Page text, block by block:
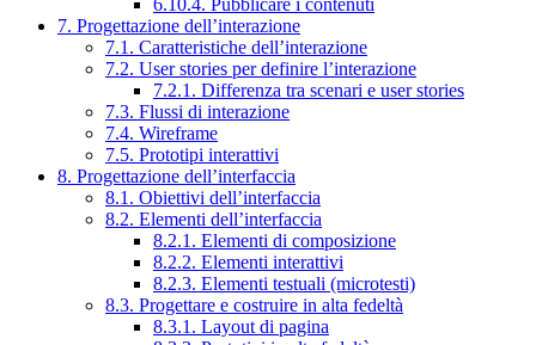
6.10.4. Pubblicare i contenuti
7. Progettazione dell’interazione
7.1. Caratteristiche dell’interazione
7.2. User stories per definire l’interazione
7.2.1. Differenza tra scenari e user stories
7.3. Flussi di interazione
7.4. Wireframe
7.5. Prototipi interattivi
8. Progettazione dell’interfaccia
8.1. Obiettivi dell’interfaccia
8.2. Elementi dell’interfaccia
8.2.1. Elementi di composizione
8.2.2. Elementi interattivi
8.2.3. Elementi testuali (microtesti)
8.3. Progettare e costruire in alta fedeltà
8.3.1. Layout di pagina